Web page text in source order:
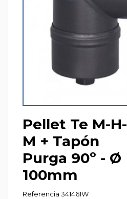
Pellet Te M-H-
M + Tapón
Purga 90º - Ø
100mm
Referencia 341461W